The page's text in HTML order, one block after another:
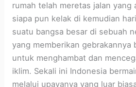
rumah telah meretas jalan yang
siapa pun kelak di kemudian
suatu bangsa besar di sebuah
yang memberikan gebrakannya
untuk menghambat dan
iklim. Sekali ini Indonesia
melalui upayanya yang luar